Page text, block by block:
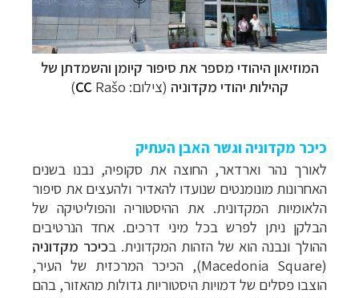
המוזיאון היהודי מספר את סיפור קיומן והשמדתן של
קהילות יהודי מקדוניה (צילום: CC Rašo)
כיכר מקדוניה וגשר האבן העתיק
לאורך נהר וארדאר, החוצה את סקופיה, נבנו בשנים
האחרונות מונומנטים שנועדו להאדיר ולהעצים את סיפור
הלאומיות המקדונית. את ההיסטוריה והפוליטיקה של
הבלקן ניתן לפרש בכל מיני דרכים. אחד הנרטיבים
ההולך ונבנה הוא של הזהות המקדונית. בכיכר מקדוניה
(Macedonia Square), ה
כיכר המרכזית של העיר,
הוצבו פסלים של דמויות היסטוריות גדולות מהאזור, בהם